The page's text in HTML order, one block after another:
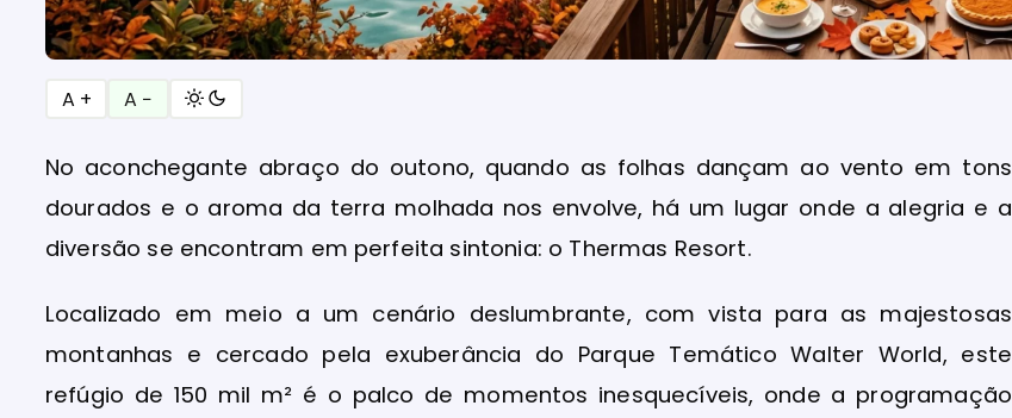
A + A −
No aconchegante abraço do outono, quando as folhas dançam ao vento em tons
dourados e o aroma da terra molhada nos envolve, há um lugar onde a alegria e a
diversão se encontram em perfeita sintonia: o Thermas Resort.
Localizado em meio a um cenário deslumbrante, com vista para as majestosas
montanhas e cercado pela exuberância do Parque Temático Walter World, este
refúgio de 150 mil m² é o palco de momentos inesquecíveis, onde a programação